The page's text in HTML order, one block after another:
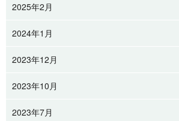
2025年2月
2024年1月
2023年12月
2023年10月
2023年7月